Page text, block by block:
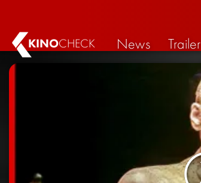
KINOCHECK News Trailer